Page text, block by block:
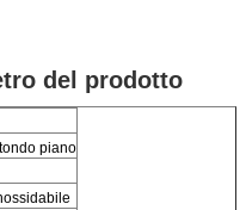
del prodotto
piano